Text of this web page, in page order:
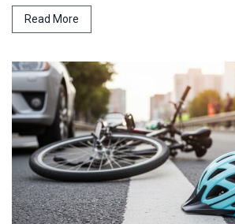
Read More